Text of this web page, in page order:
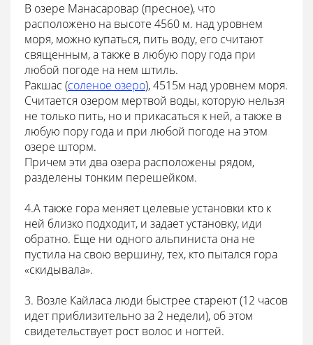
В озере Манасаровар (пресное), что
расположено на высоте 4560 м. над уровнем
моря, можно купаться, пить воду, его считают
священным, а также в любую пору года при
любой погоде на нем штиль.
Ракшас (соленое озеро), 4515м над уровнем моря.
Считается озером мертвой воды, которую нельзя
не только пить, но и прикасаться к ней, а также в
любую пору года и при любой погоде на этом
озере шторм.
Причем эти два озера расположены рядом,
разделены тонким перешейком.
4.А также гора меняет целевые установки кто к
ней близко подходит, и задает установку, иди
обратно. Еще ни одного альпиниста она не
пустила на свою вершину, тех, кто пытался гора
«скидывала».
3. Возле Кайласа люди быстрее стареют (12 часов
идет приблизительно за 2 недели), об этом
свидетельствует рост волос и ногтей.